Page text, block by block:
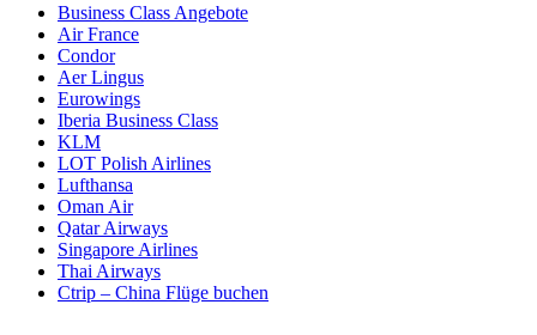
Business Class Angebote
Air France
Condor
Aer Lingus
Eurowings
Iberia Business Class
KLM
LOT Polish Airlines
Lufthansa
Oman Air
Qatar Airways
Singapore Airlines
Thai Airways
Ctrip – China Flüge buchen